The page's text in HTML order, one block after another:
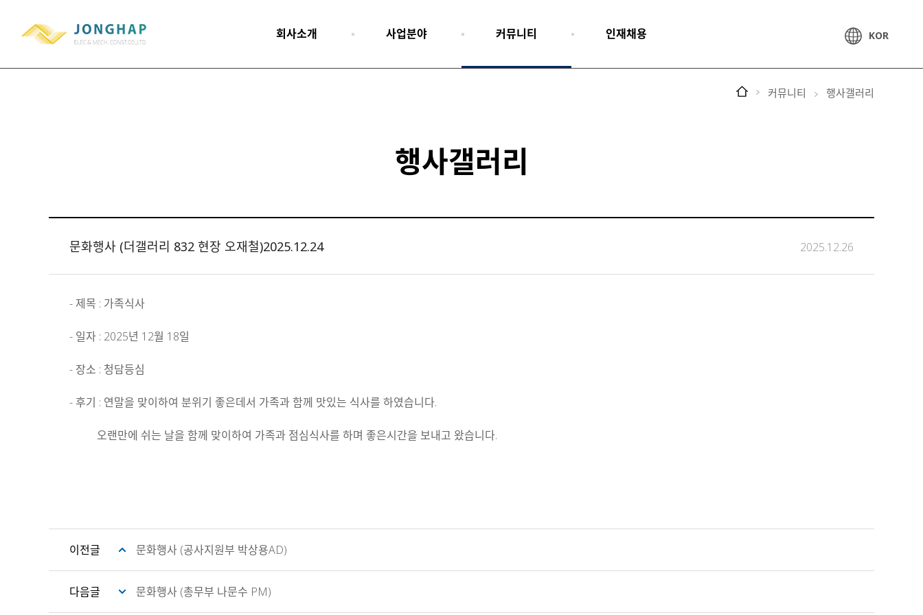
회사소개 사업분야 커뮤니티 인재채용 KOR
커뮤니티 행사갤러리
행사갤러리
문화행사 (더갤러리 832 현장 오재철)2025.12.24 2025.12.26
- 제목 : 가족식사
- 일자 : 2025년 12월 18일
- 장소 : 청담등심
- 후기 : 연말을 맞이하여 분위기 좋은데서 가족과 함께 맛있는 식사를 하였습니다.
오랜만에 쉬는 날을 함께 맞이하여 가족과 점심식사를 하며 좋은시간을 보내고 왔습니다.
이전글 문화행사 (공사지원부 박상용AD)
다음글 문화행사 (총무부 나문수 PM)